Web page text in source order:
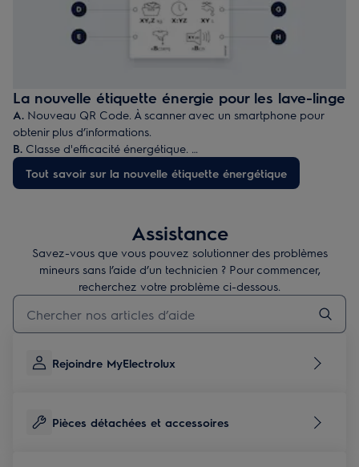
La nouvelle étiquette énergie pour les lave-linge
A. Nouveau QR Code. À scanner avec un smartphone pour
obtenir plus d’informations.
B. Classe d'efficacité énergétique.
C.
Consommation en électricité pour 100 cycles de lavage
(programme Eco 40-60).
Durée du programme "Eco 40-60" en heures et en minutes.
Consommation d’eau pour un cycle "Eco 40-60".
Niveau sonore pendant l’essorage exprimé en dB (A) et
catégorie de niveau sonore.
Tout savoir sur la nouvelle étiquette énergétique
Assistance
Savez-vous que vous pouvez solutionner des problèmes
mineurs sans l’aide d’un technicien ? Pour commencer,
recherchez votre problème ci-dessous.
Taper pour rechercher des articles de conseils
Rejoindre MyElectrolux
Pièces détachées et accessoires